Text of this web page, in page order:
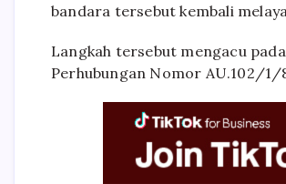
bandara tersebut kembali
Langkah tersebut mengacu
Perhubungan Nomor AU.102/1/